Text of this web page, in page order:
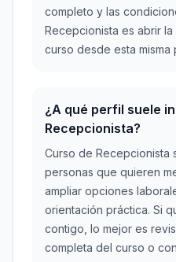
completo y las
Recepcionista es abrir
curso desde esta misma
¿A qué perfil suele
Recepcionista?
Curso de Recepcionista
personas que quieren
ampliar opciones
orientación práctica. Si
contigo, lo mejor es
completa del curso o